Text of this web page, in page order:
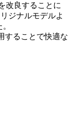
改良することに
ジナルモデルよ
することで快適な